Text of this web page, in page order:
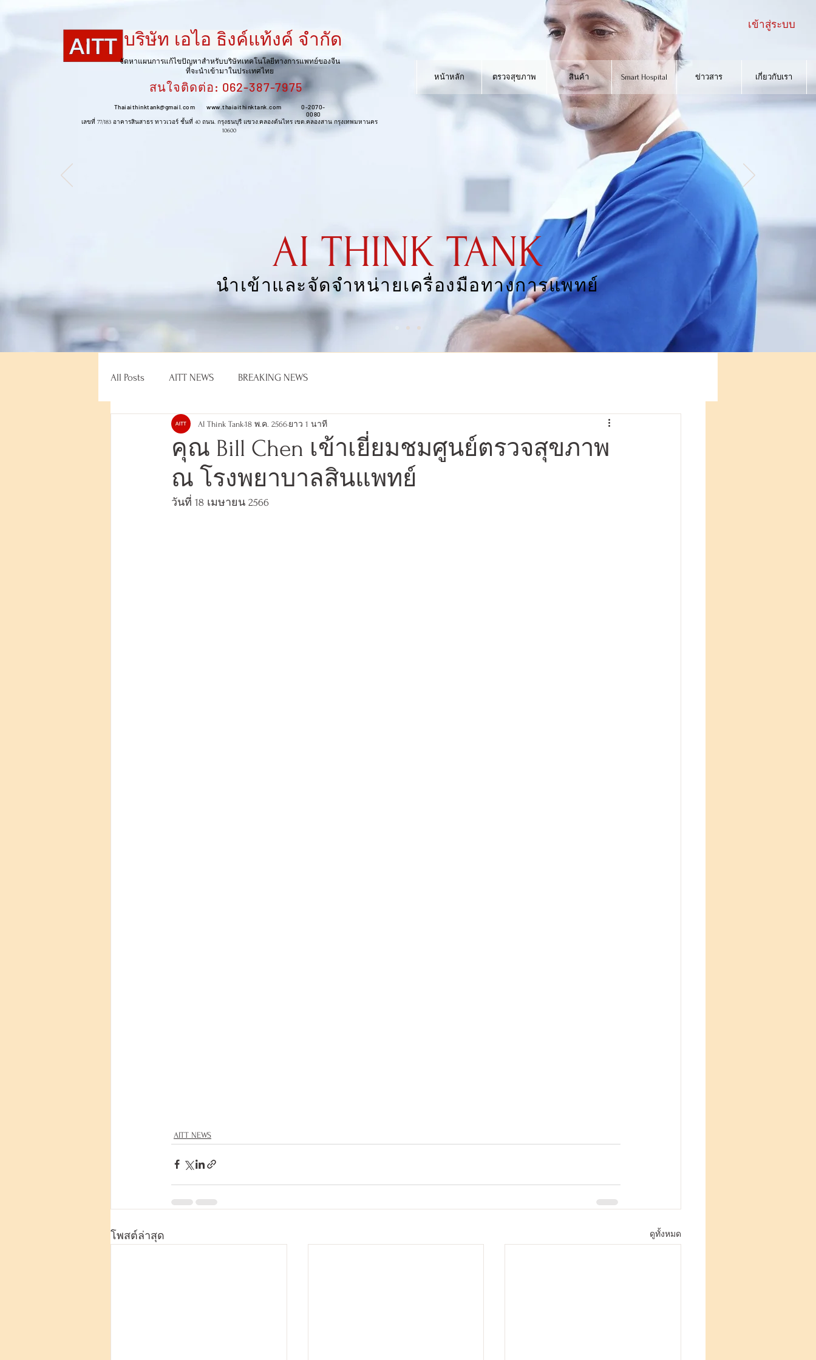
เข้าสู่ระบบ
Smart Hospital ข่าวสาร
บริษัท เอไอ ธิงค์แท้งค์ จำกัด
จัดหาแผนการแก้ไขปัญหาสำหรับบริษัทเทคโนโลยีทางการแพทย์ของจีน
ที่จะนำเข้ามาในประเทศไทย
สนใจติดต่อ: 081-710-
เลขที่ 77/183 อาคารสินสาธร ทาวเวอร์ ชั้นที่ 40 ถนน. กรุงธนบุรี แขวง.คลองต้นไทร เขต.คลองสาน กรุงเทพมหานคร
บริษัท เอไอ ธิงค์แท้งค์ จำกัด
จัดหาแผนการแก้ไขปัญหาสำหรับบริษัทเทคโนโลยีทางการแพทย์ของจีน
ที่จะนำเข้ามาในประเทศไทย
สนใจติดต่อ: 062-387-7975
Thaiaithinktank@gmail.com www.thaiaithinktank.com
0-2070-
0080
เลขที่ 77/183 อาคารสินสาธร ทาวเวอร์ ชั้นที่ 40 ถนน. กรุงธนบุรี แขวง.คลองต้นไทร เขต.คลองสาน กรุงเทพมหานคร
10600
หน้าหลัก ตรวจสุขภาพ สินค้า Smart Hospital ข่าวสาร เกี่ยวกับเรา
AI THINK TANK
นำเข้าและจัดจำหน่ายเครื่องมือทางการแพทย์
All Posts AITT NEWS BREAKING NEWS
คุณ Bill Chen เข้าเยี่ยมชมศูนย์ตรวจสุขภาพ
ณ โรงพยาบาลสินแพทย์
AI Think Tank18 พ.ค. 2566 ยาว 1 นาที
วันที่ 18 เมษายน 2566
AITT NEWS
โพสต์ล่าสุด ดูทั้งหมด